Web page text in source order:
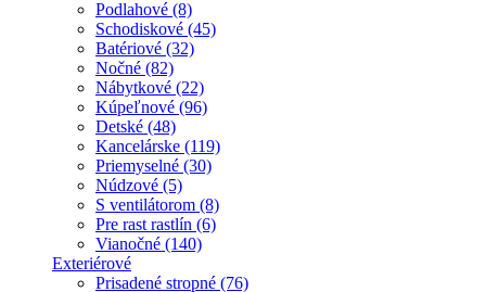
Podlahové (8)
Schodiskové (45)
Batériové (32)
Nočné (82)
Nábytkové (22)
Kúpeľnové (96)
Detské (48)
Kancelárske (119)
Priemyselné (30)
Núdzové (5)
S ventilátorom (8)
Pre rast rastlín (6)
Vianočné (140)
Exteriérové
Prisadené stropné (76)